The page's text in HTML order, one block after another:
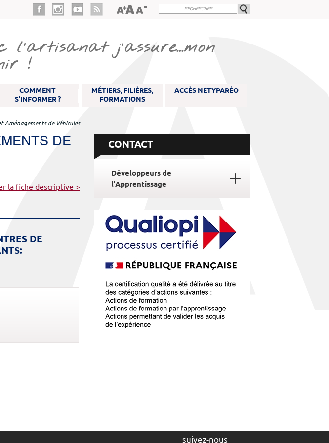
l'artisanat j'assure...mon
!
COMMENT
S'INFORMER ?
MÉTIERS, FILIÈRES,
FORMATIONS
ACCÈS NETYPARÉO
Aménagements de Véhicules
DE
la fiche descriptive >
DE
CONTACT
Développeurs de
l'Apprentissage
suivez-nous